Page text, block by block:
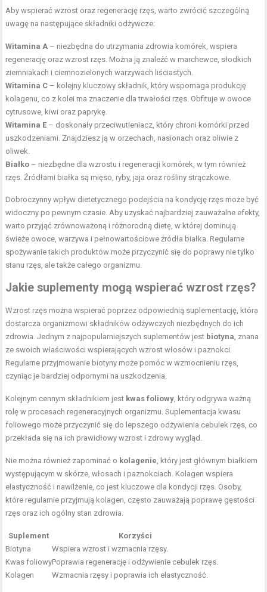
Aby wspierać wzrost oraz regenerację rzęs, warto zwrócić szczególną
uwagę na następujące składniki odżywcze:
Witamina A – niezbędna do utrzymania zdrowia komórek, wspiera
regenerację oraz wzrost rzęs. Można ją znaleźć w marchewce, słodkich
ziemniakach i ciemnozielonych warzywach liściastych.
Witamina C – kolejny kluczowy składnik, który wspomaga produkcję
kolagenu, co z kolei ma znaczenie dla trwałości rzęs. Obfituje w owoce
cytrusowe, kiwi oraz paprykę.
Witamina E – doskonały przeciwutleniacz, który chroni komórki przed
uszkodzeniami. Znajdziesz ją w orzechach, nasionach oraz oliwie z
oliwek.
Białko – niezbędne dla wzrostu i regeneracji komórek, w tym również
rzęs. Źródłami białka są mięso, ryby, jaja oraz rośliny strączkowe.
Dobroczynny wpływ dietetycznego podejścia na kondycję rzęs może być
widoczny po pewnym czasie. Aby uzyskać najbardziej zauważalne efekty,
warto przyjąć zrównoważoną i różnorodną dietę, w której dominują
świeże owoce, warzywa i pełnowartościowe źródła białka. Regularne
spożywanie takich produktów może przyczynić się do poprawy nie tylko
stanu rzęs, ale także całego organizmu.
Jakie suplementy mogą wspierać wzrost rzęs?
Wzrost rzęs można wspierać poprzez odpowiednią suplementację, która
dostarcza organizmowi składników odżywczych niezbędnych do ich
zdrowia. Jednym z najpopularniejszych suplementów jest biotyna , znana
ze swoich właściwości wspierających wzrost włosów i paznokci.
Regularne przyjmowanie biotyny może pomóc w wzmocnieniu rzęs,
czyniąc je bardziej odpornymi na uszkodzenia.
Kolejnym cennym składnikiem jest kwas foliowy , który odgrywa ważną
rolę w procesach regeneracyjnych organizmu. Suplementacja kwasu
foliowego może przyczynić się do lepszego odżywienia cebulek rzęs, co
przekłada się na ich prawidłowy wzrost i zdrowy wygląd.
Nie można również zapominać o kolagenie , który jest głównym białkiem
występującym w skórze, włosach i paznokciach. Kolagen wspiera
elastyczność i nawilżenie, co jest kluczowe dla kondycji rzęs. Osoby,
które regularnie przyjmują kolagen, często zauważają poprawę gęstości
rzęs oraz ich ogólny stan zdrowia.
Suplement
Korzyści
Biotyna
Wspiera wzrost i wzmacnia rzęsy.
Kwas foliowyPoprawia regenerację i odżywienie cebulek rzęs.
Kolagen
Wzmacnia rzęsy i poprawia ich elastyczność.